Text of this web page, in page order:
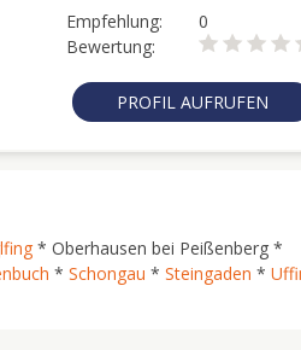
Empfehlung:
0
Bewertung:
PROFIL AUFRUFEN
* Oberhausen bei Peißenberg *
* Schongau * Steingaden *